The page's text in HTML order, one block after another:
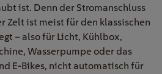
ist. Denn der Stromanschluss
Zelt ist meist für den klassischen
– also für Licht, Kühlbox,
Wasserpumpe oder das
E-Bikes, nicht automatisch für